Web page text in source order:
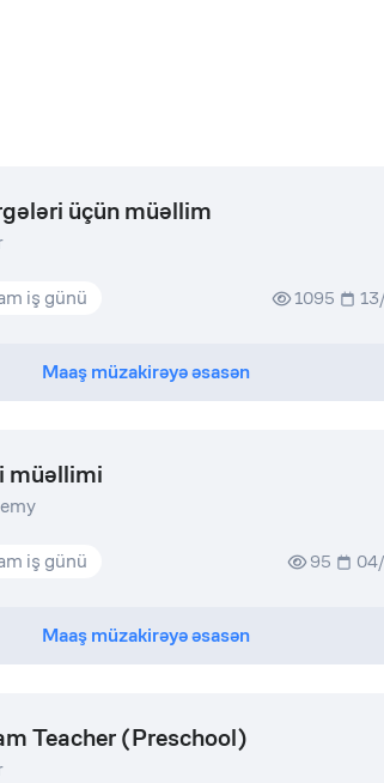
üçün müəllim
iş günü 1095
Maaş müzakirəyə əsasən
müəllimi
iş günü 95
Maaş müzakirəyə əsasən
Teacher (Preschool)